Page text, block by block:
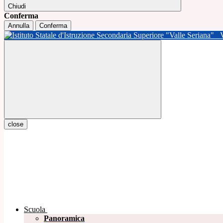
Chiudi
Conferma
Annulla Conferma
close
Scuola
Panoramica